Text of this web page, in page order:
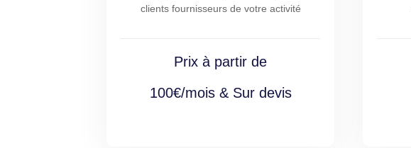
clients fournisseurs de votre activité
Prix à partir de
100€/mois & Sur devis